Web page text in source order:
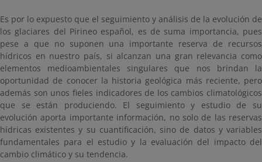
Es por lo expuesto que el seguimiento y análisis de la evolución de
los glaciares del Pirineo español, es de suma importancia, pues
pese a que no suponen una importante reserva de recursos
hídricos en nuestro país, si alcanzan una gran relevancia como
elementos medioambientales singulares que nos brindan la
oportunidad de conocer la historia geológica más reciente, pero
además son unos fieles indicadores de los cambios climatológicos
que se están produciendo. El seguimiento y estudio de su
evolución aporta importante información, no solo de las reservas
hídricas existentes y su cuantificación, sino de datos y variables
fundamentales para el estudio y la evaluación del impacto del
cambio climático y su tendencia.